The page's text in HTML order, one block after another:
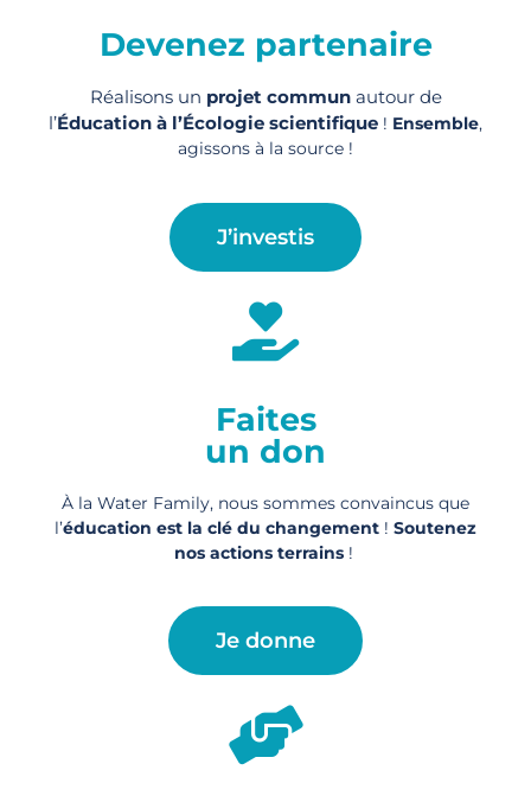
Devenez partenaire
Réalisons un projet communautour de
l’Éducation à l’Écologie scientifique ! Ensemble,
agissons à la source !
J’investis
Faites
un don
À la Water Family, nous sommes convaincus que
l’éducation est la clé du changement ! Soutenez
nos actions terrains!
Je donne